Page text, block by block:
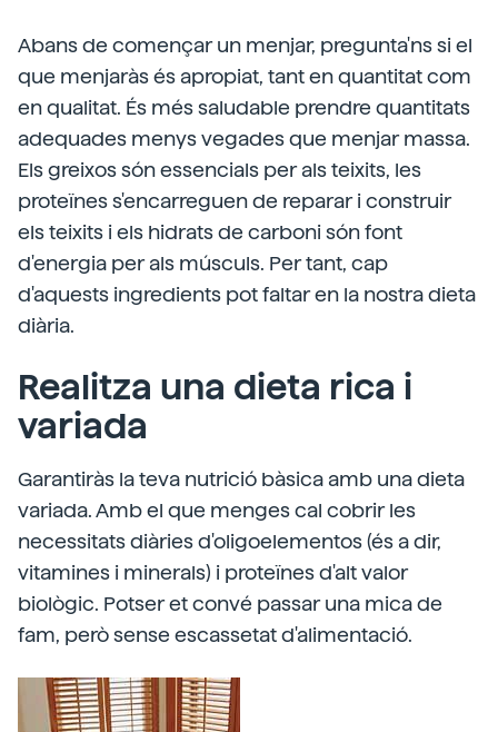
Abans de començar un menjar, pregunta'ns si el
que menjaràs és apropiat, tant en quantitat com
en qualitat. És més saludable prendre quantitats
adequades menys vegades que menjar massa.
Els greixos són essencials per als teixits, les
proteïnes s'encarreguen de reparar i construir
els teixits i els hidrats de carboni són font
d'energia per als músculs. Per tant, cap
d'aquests ingredients pot faltar en la nostra dieta
diària.
Realitza una dieta rica i
variada
Garantiràs la teva nutrició bàsica amb una dieta
variada. Amb el que menges cal cobrir les
necessitats diàries d'oligoelementos (és a dir,
vitamines i minerals) i proteïnes d'alt valor
biològic. Potser et convé passar una mica de
fam, però sense escassetat d'alimentació.